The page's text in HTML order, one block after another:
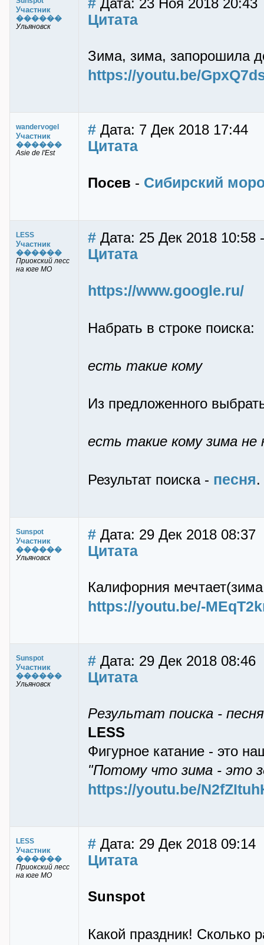
Участник
������
Ульяновск
Дата: 23 Ноя 2018 20:43
Цитата
Зима, зима, запорошила
https://youtu.be/
wandervogel
Участник
������
Asie de l'Est
# Дата: 7 Дек 2018 17:44
Цитата
Посев - Сибирский
LESS
Участник
������
Приокский лесс
на юге МО
# Дата: 25 Дек 2018 10:58
Цитата
https://www.google.ru/
Набрать в строке поиска:
есть такие кому
Из предложенного
есть такие кому зима не
Результат поиска - песня.
Sunspot
Участник
������
Ульяновск
# Дата: 29 Дек 2018 08:37
Цитата
Калифорния
https://youtu.be/-
Sunspot
Участник
������
Ульяновск
# Дата: 29 Дек 2018 08:46
Цитата
Результат поиска -
LESS
Фигурное катание - это
"Потому что зима - это
https://youtu.be/
LESS
Участник
������
Приокский лесс
на юге МО
# Дата: 29 Дек 2018 09:14
Цитата
Sunspot
Какой праздник! Сколько